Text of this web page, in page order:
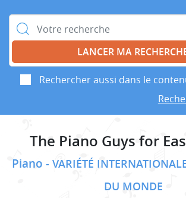
Rechercher :
Rechercher aussi dans le
The Piano Guys for
Piano
VARIÉTÉ
DU MONDE